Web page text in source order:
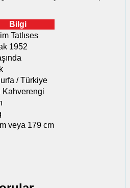
Bilgi
Tatlıses
1952
/ Türkiye
Kahverengi
veya 179 cm